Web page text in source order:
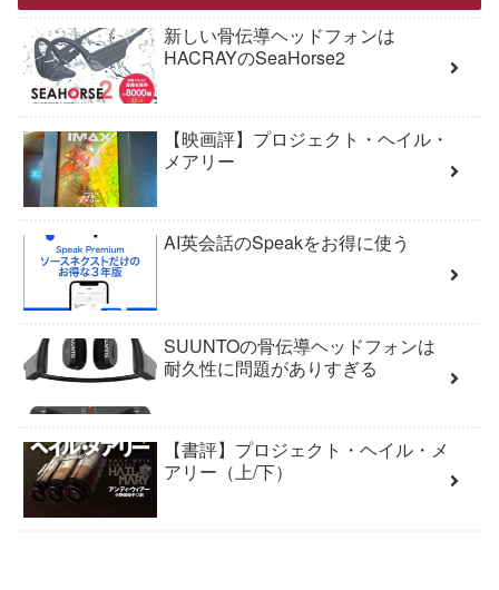
新しい骨伝導ヘッドフォンは
HACRAYのSeaHorse2
【映画評】プロジェクト・ヘイル・
メアリー
AI英会話のSpeakをお得に使う
SUUNTOの骨伝導ヘッドフォンは
耐久性に問題がありすぎる
【書評】プロジェクト・ヘイル・メ
アリー（上/下）